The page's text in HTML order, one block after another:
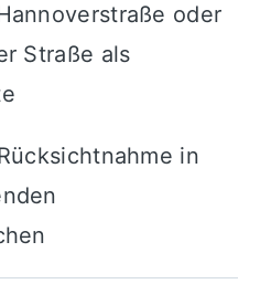
oder
Straße als
in